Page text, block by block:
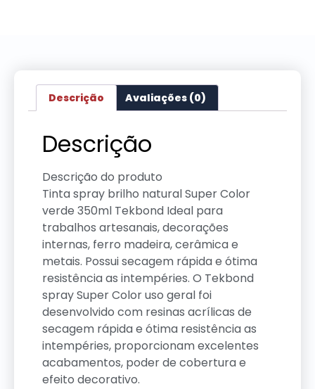
Descrição Avaliações (0)
Descrição
Descrição do produto
Tinta spray brilho natural Super Color
verde 350ml Tekbond Ideal para
trabalhos artesanais, decorações
internas, ferro madeira, cerâmica e
metais. Possui secagem rápida e ótima
resistência as intempéries. O Tekbond
spray Super Color uso geral foi
desenvolvido com resinas acrílicas de
secagem rápida e ótima resistência as
intempéries, proporcionam excelentes
acabamentos, poder de cobertura e
efeito decorativo.